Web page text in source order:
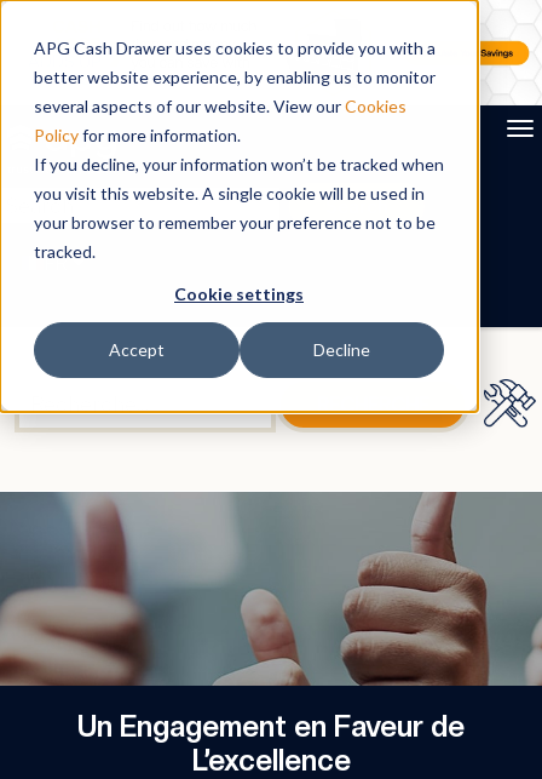
APG Cash Drawer uses cookies to provide you with a
better website experience, by enabling us to monitor
several aspects of our website. View ourCookies
Policyfor more information.
If you decline, your information won’t be tracked when
you visit this website. A single cookie will be used in
your browser to remember your preference not to be
tracked.
Cookie settings
Accept Decline
Search
FR
Un Engagement en Faveur de
L’excellence